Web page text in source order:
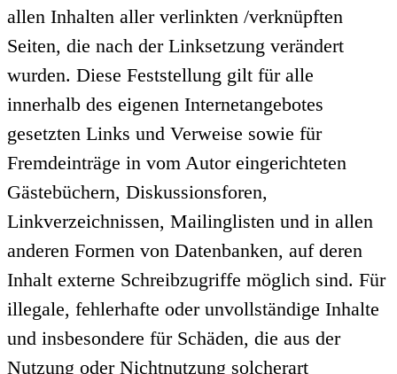
allen Inhalten aller verlinkten /verknüpften
Seiten, die nach der Linksetzung verändert
wurden. Diese Feststellung gilt für alle
innerhalb des eigenen Internetangebotes
gesetzten Links und Verweise sowie für
Fremdeinträge in vom Autor eingerichteten
Gästebüchern, Diskussionsforen,
Linkverzeichnissen, Mailinglisten und in allen
anderen Formen von Datenbanken, auf deren
Inhalt externe Schreibzugriffe möglich sind. Für
illegale, fehlerhafte oder unvollständige Inhalte
und insbesondere für Schäden, die aus der
Nutzung oder Nichtnutzung solcherart